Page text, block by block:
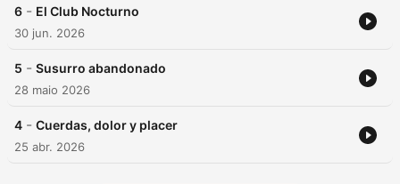
6 - El Club Nocturno
30 jun. 2026
5 - Susurro abandonado
28 maio 2026
4 - Cuerdas, dolor y placer
25 abr. 2026